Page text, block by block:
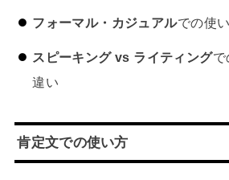
フォーマル・カジュアルでの使
スピーキング vs ライティングで
違い
肯定文での使い方